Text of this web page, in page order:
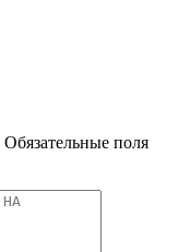
Обязательные поля